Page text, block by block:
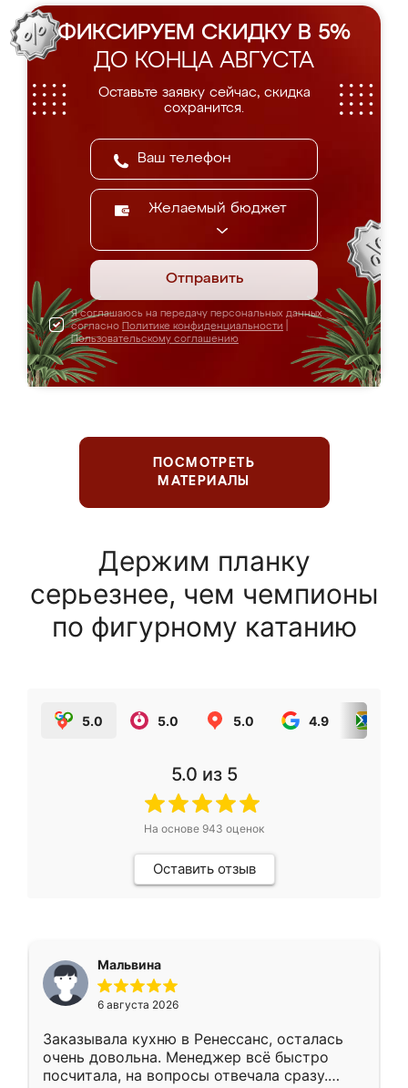
ФИКСИРУЕМ СКИДКУ В 5%
ДО КОНЦА АВГУСТА
Оставьте заявку сейчас, скидка
сохранится.
Желаемый бюджет
Отправить
Я соглашаюсь на передачу персональных данных
согласно Политике конфиденциальности
Пользовательскому соглашению
ПОСМОТРЕТЬ
МАТЕРИАЛЫ
Держим планку
серьезнее, чем чемпионы
по фигурному катанию
5.0 5.0 5.0 4.9
5.0 из 5
На основе 943 оценок
Оставить отзыв
Мальвина
6 августа 2026
Заказывала кухню в Ренессанс, осталась
очень довольна. Менеджер всё быстро
посчитала, на вопросы отвечала сразу.